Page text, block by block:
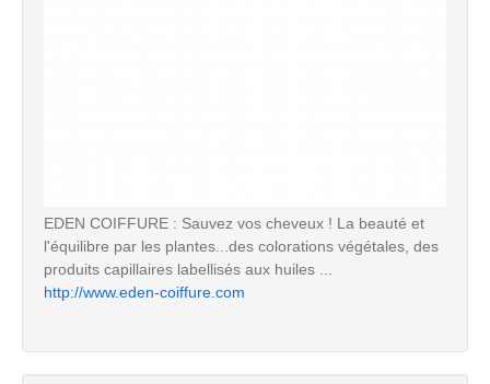
EDEN COIFFURE : Sauvez vos cheveux ! La beauté et
l'équilibre par les plantes...des colorations végétales, des
produits capillaires labellisés aux huiles ...
http://www.eden-coiffure.com